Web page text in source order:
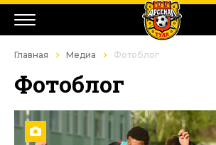
Главная Медиа Фотоблог
Фотоблог